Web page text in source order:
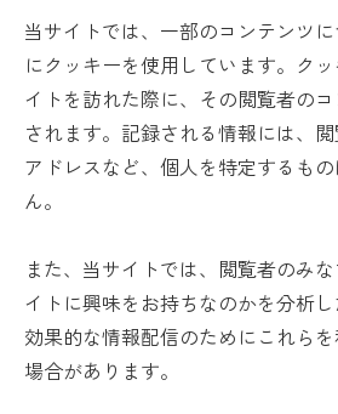
当サイトでは、一部のコンテンツ
にクッキーを使用しています。ク
イトを訪れた際に、その閲覧者の
されます。記録される情報には、
アドレスなど、個人を特定するも
ん。
また、当サイトでは、閲覧者のみ
イトに興味をお持ちなのかを分析
効果的な情報配信のためにこれら
場合があります。